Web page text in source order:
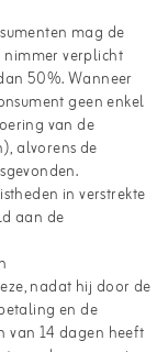
mag de
verplicht
50%. Wanneer
geen enkel
van de
alvorens de
in verstrekte
aan de
nadat hij door de
en de
van 14 dagen heeft